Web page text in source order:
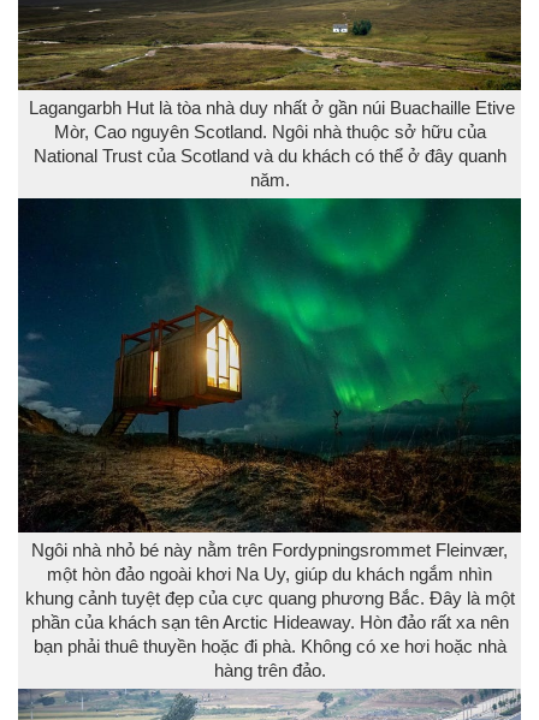
Lagangarbh Hut là tòa nhà duy nhất ở gần núi Buachaille Etive
Mòr, Cao nguyên Scotland. Ngôi nhà thuộc sở hữu của
National Trust của Scotland và du khách có thể ở đây quanh
năm.
Ngôi nhà nhỏ bé này nằm trên Fordypningsrommet Fleinvær,
một hòn đảo ngoài khơi Na Uy, giúp du khách ngắm nhìn
khung cảnh tuyệt đẹp của cực quang phương Bắc. Đây là một
phần của khách sạn tên Arctic Hideaway. Hòn đảo rất xa nên
bạn phải thuê thuyền hoặc đi phà. Không có xe hơi hoặc nhà
hàng trên đảo.